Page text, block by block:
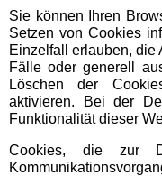
Wananas
WESTFALENBAD
Schleswig-Holstein
Schwimmbäder
Sie können Ihren
Setzen von Cookies
Einzelfall erlauben, die
Fälle oder generell
Löschen der
aktivieren. Bei der
Funktionalität dieser
Cookies, die zur